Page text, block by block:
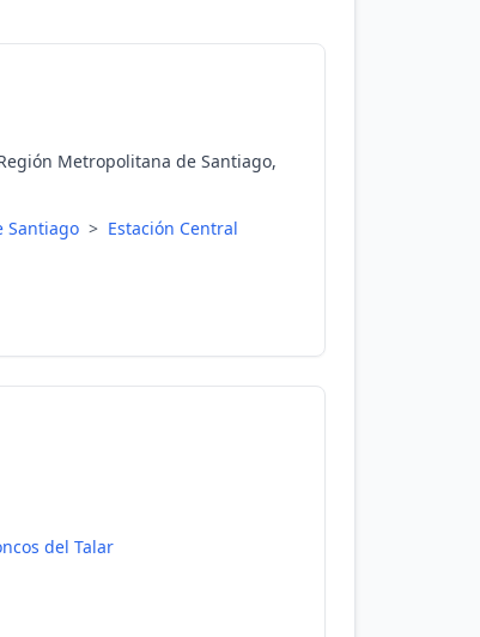
Metropolitana de Santiago,
Santiago > Estación Central
del Talar